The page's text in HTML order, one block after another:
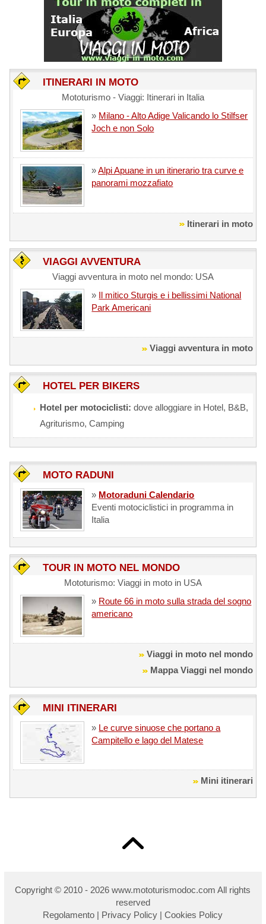
ITINERARI IN MOTO
Mototurismo - Viaggi: Itinerari in Italia
» Milano - Alto Adige Valicando lo Stilfser
Joch e non Solo
»Alpi Apuane in un itinerario tra curve e
panorami mozzafiato
Itinerari in moto
VIAGGI AVVENTURA
Viaggi avventura in moto nel mondo: USA
» Il mitico Sturgis e i bellissimi National
Park Americani
Viaggi avventura in moto
HOTEL PER BIKERS
Hotel per motociclisti: dove alloggiare in Hotel, B&B,
Agriturismo, Camping
MOTO RADUNI
» Motoraduni Calendario
Eventi motociclistici in programma in
Italia
TOUR IN MOTO NEL MONDO
Mototurismo: Viaggi in moto in USA
» Route 66 in moto sulla strada del sogno
americano
Viaggi in moto nel mondo
Mappa Viaggi nel mondo
MINI ITINERARI
» Le curve sinuose che portano a
Campitello e lago del Matese
Mini itinerari
Copyright © 2010 - 2026 www.mototurismodoc.com All rights
reserved
Regolamento | Privacy Policy |Cookies Policy